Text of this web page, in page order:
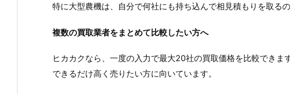
特に大型農機は、自分で何社にも持ち込んで相見積もりを取る
複数の買取業者をまとめて比較したい方へ
ヒカカクなら、一度の入力で最大20社の買取価格を比較できま
できるだけ高く売りたい方に向いています。